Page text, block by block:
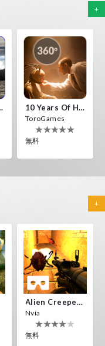
Gravity Box
ToroGames
無料
+
10 Years Of Horror Nights
ToroGames
無料
Caminandes
ToroGames
無料
+
Alien Creepers VR
Nvía
無料